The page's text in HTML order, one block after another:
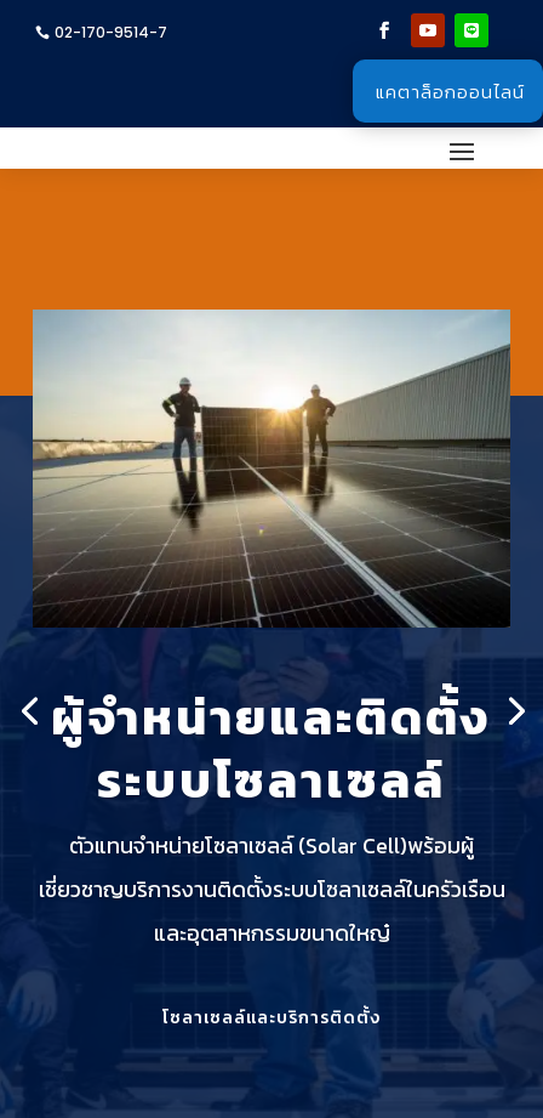
02-170-9514-7
แคตาล็อกออนไลน์
ผู้จำหน่ายและติดตั้ง
ระบบโซลาเซลล์
ตัวแทนจำหน่ายโซลาเซลล์ (Solar Cell)พร้อมผู้
เชี่ยวชาญบริการงานติดตั้งระบบโซลาเซลล์ในครัวเรือน
และอุตสาหกรรมขนาดใหญ๋
โซลาเซลล์และบริการติดตั้ง